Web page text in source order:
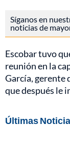
Síganos en
noticias de
Escobar tuvo
reunión en la
García, gerente
que después le
Últimas